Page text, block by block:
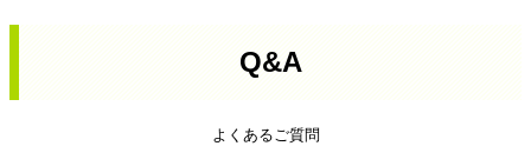
Q&A
よくあるご質問